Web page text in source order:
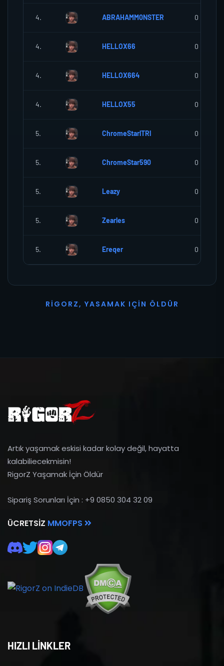
4. ABRAHAMM0NSTER 0
4. HELLOX66 0
4. HELLOX664 0
4. HELLOX55 0
5. ChromeStarlTRl 0
5. ChromeStar590 0
5. Leazy 0
5. Zearles 0
5. Ereqer 0
R I G O R Z, YASAMAK I ÇI N Ö L D Ü R
Artık yaşamak eskisi kadar kolay değil, hayatta
kalabiliecekmisin!
RigorZ Yaşamak İçin Öldür
Sipariş Sorunları İçin : +9 0850 304 32 09
ÜCRETSIZ MMOFPS
HIZLI LİNKLER